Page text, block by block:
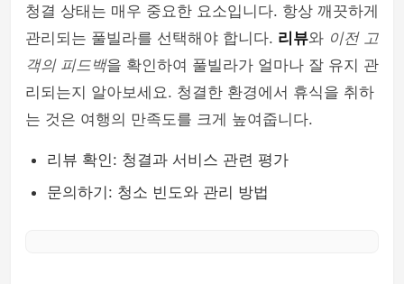
청결 상태는 매우 중요한 요소입니다. 항상 깨끗하게
관리되는 풀빌라를 선택해야 합니다. 리뷰와 이전 고
객의 피드백을 확인하여 풀빌라가 얼마나 잘 유지 관
리되는지 알아보세요. 청결한 환경에서 휴식을 취하
는 것은 여행의 만족도를 크게 높여줍니다.
리뷰 확인: 청결과 서비스 관련 평가
문의하기: 청소 빈도와 관리 방법